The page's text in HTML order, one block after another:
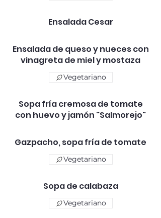
Ensalada Cesar
Ensalada de queso y nueces con
vinagreta de miel y mostaza
Vegetariano
Sopa fría cremosa de tomate
con huevo y jamón "Salmorejo"
Gazpacho, sopa fría de tomate
Vegetariano
Sopa de calabaza
Vegetariano